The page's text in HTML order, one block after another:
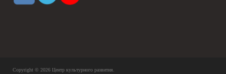
Copyright © 2026 Центр культурного развития